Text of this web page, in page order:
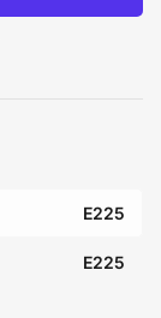
E225
E225